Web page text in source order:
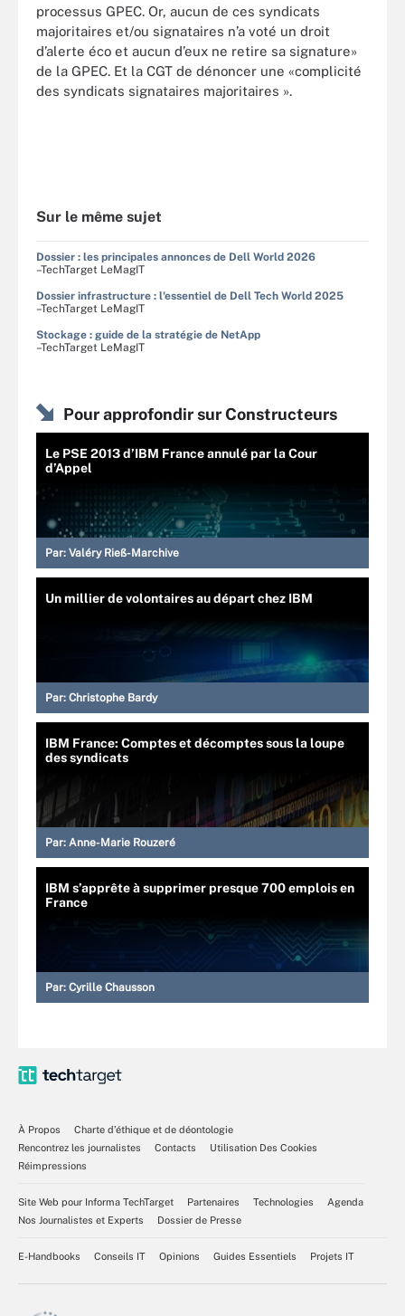
processus GPEC. Or, aucun de ces syndicats
majoritaires et/ou signataires n’a voté un droit
d’alerte éco et aucun d’eux ne retire sa signature»
de la GPEC. Et la CGT de dénoncer une «complicité
des syndicats signataires majoritaires ».
Sur le même sujet
Dossier : les principales annonces de Dell World 2026
–TechTarget LeMagIT
Dossier infrastructure : l'essentiel de Dell Tech World 2025
–TechTarget LeMagIT
Stockage : guide de la stratégie de NetApp
–TechTarget LeMagIT
Pour approfondir sur Constructeurs
Le PSE 2013 d’IBM France annulé par la Cour
d’Appel
Par: Valéry Rieß-Marchive
Un millier de volontaires au départ chez IBM
Par: Christophe Bardy
IBM France: Comptes et décomptes sous la loupe
des syndicats
Par: Anne-Marie Rouzeré
IBM s’apprête à supprimer presque 700 emplois en
France
Par: Cyrille Chausson
À Propos
Charte d’éthique et de déontologie
Rencontrez les journalistes
Contacts
Utilisation Des Cookies
Réimpressions
Site Web pour Informa TechTarget Partenaires Technologies
Agenda
Nos Journalistes et Experts
Dossier de Presse
E-Handbooks Conseils IT Opinions Guides Essentiels Projets IT